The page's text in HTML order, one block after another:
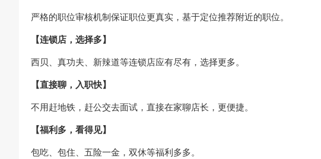
严格的职位审核机制保证职位更真实，基于定位推荐附近的职位。
【连锁店，选择多】
西贝、真功夫、新辣道等连锁店应有尽有，选择更多。
【直接聊，入职快】
不用赶地铁，赶公交去面试，直接在家聊店长，更便捷。
【福利多，看得见】
包吃、包住、五险一金，双休等福利多多。